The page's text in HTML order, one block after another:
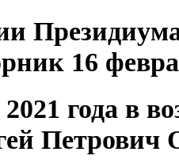
16
года в
Петрович